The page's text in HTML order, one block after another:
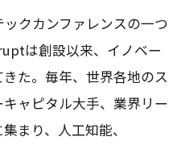
クカンファレンスの一つ
は創設以来、イノベー
た。毎年、世界各地のス
ャピタル大手、業界リー
まり、人工知能、